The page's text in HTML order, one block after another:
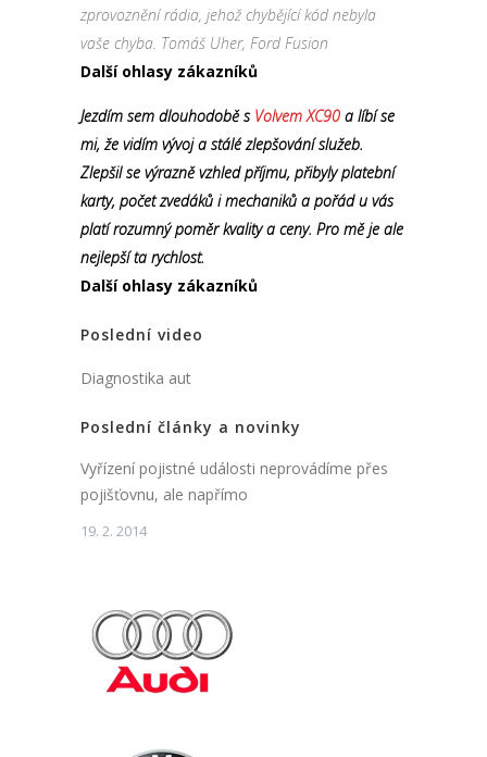
zprovoznění rádia, jehož chybějící kód nebyla
vaše chyba. Tomáš Uher, Ford Fusion
Další ohlasy zákazníků
Jezdím sem dlouhodobě s Volvem XC90 a líbí se
mi, že vidím vývoj a stálé zlepšování služeb.
Zlepšil se výrazně vzhled příjmu, přibyly platební
karty, počet zvedáků i mechaniků a pořád u vás
platí rozumný poměr kvality a ceny. Pro mě je ale
nejlepší ta rychlost.
Další ohlasy zákazníků
Poslední video
Diagnostika aut
Poslední články a novinky
Vyřízení pojistné události neprovádíme přes
pojišťovnu, ale napřímo
19. 2. 2014